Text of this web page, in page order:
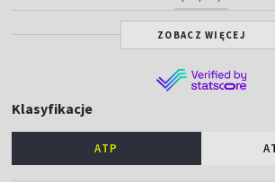
ZOBACZ WIĘCEJ
Klasyfikacje
ATP